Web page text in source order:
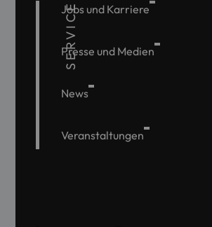
SERVICE
Jobs und Karriere
Presse und Medien
News
Veranstaltungen